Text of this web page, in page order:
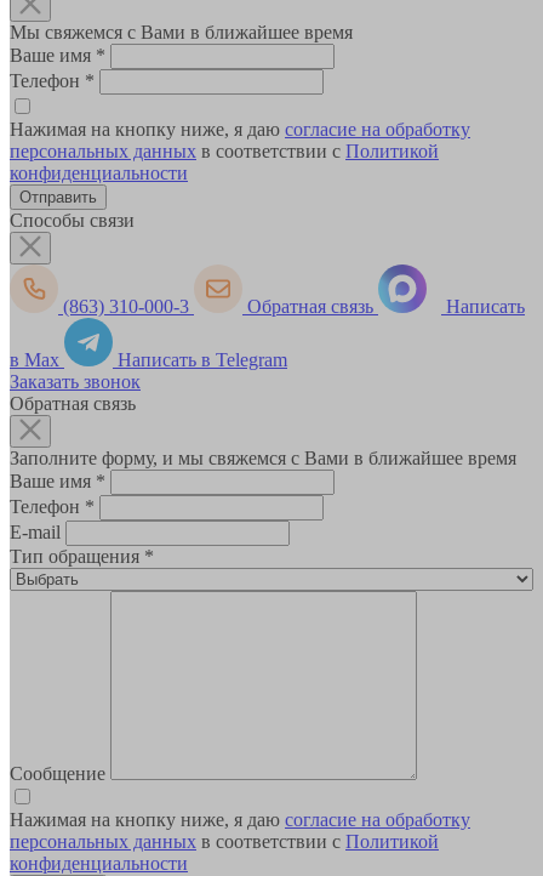
Мы свяжемся с Вами в ближайшее время
Ваше имя *
Телефон *
Нажимая на кнопку ниже, я даю согласие на обработку
персональных данных в соответствии с Политикой
конфиденциальности
Способы связи
(863) 310-000-3 Обратная связь Написать
в Max
Написать в Telegram
Заказать звонок
Обратная связь
Заполните форму, и мы свяжемся с Вами в ближайшее время
Ваше имя *
Телефон *
E-mail
Тип обращения *
Сообщение
Нажимая на кнопку ниже, я даю согласие на обработку
персональных данных в соответствии с Политикой
конфиденциальности